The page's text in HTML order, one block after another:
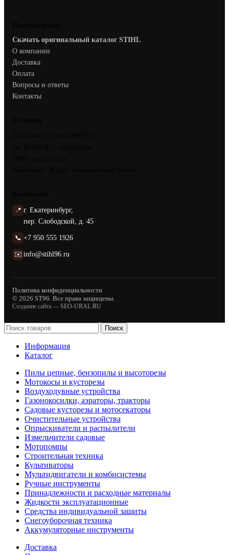
Скачать оригинальный каталог STIHL
О компании
Доставка
Оплата
Вопросы и ответы
Контакты
📍 г. Екатеринбург,
пер. Слободской, д. 45
📞 +7 950 555 1926
✉️ info@stihl96.ru
Политика конфиденциальности
© 2026 ST96. Все права защищены.
Создание сайта — SEO-URAL.RU
Поиск
Информация
Каталог
Пилы цепные, бензопилы и высоторезы
Мотокосы и кусторезы
Воздуходувные устройства
Газонокосилки, аэраторы, тракторы
Садовые кусторезы и мотосекаторы
Очистительные устройства
Опрыскиватели и распылители
Измельчители садовые
Мотопомпы
Строительная техника
Культиваторы
Мультидвигатели и комбисистемы
Ручные инструменты
Принадлежности и расходные материалы
Жидкости эксплуатационные
Средства индивидуальной защиты
Снегоуборочная техника
Аккумуляторные инструменты
Доставка